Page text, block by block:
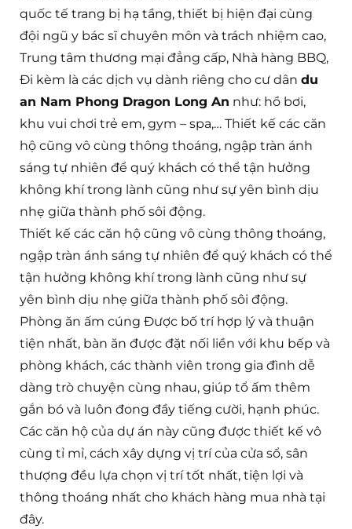
quốc tế trang bị hạ tầng, thiết bị hiện đại cùng
đội ngũ y bác sĩ chuyên môn và trách nhiệm cao,
Trung tâm thương mại đẳng cấp, Nhà hàng BBQ,
Đi kèm là các dịch vụ dành riêng cho cư dân du
an Nam Phong Dragon Long An như: hồ bơi,
khu vui chơi trẻ em, gym – spa,… Thiết kế các căn
hộ cũng vô cùng thông thoáng, ngập tràn ánh
sáng tự nhiên để quý khách có thể tận hưởng
không khí trong lành cũng như sự yên bình dịu
nhẹ giữa thành phố sôi động.
Thiết kế các căn hộ cũng vô cùng thông thoáng,
ngập tràn ánh sáng tự nhiên để quý khách có thể
tận hưởng không khí trong lành cũng như sự
yên bình dịu nhẹ giữa thành phố sôi động.
Phòng ăn ấm cúng Được bố trí hợp lý và thuận
tiện nhất, bàn ăn được đặt nối liền với khu bếp và
phòng khách, các thành viên trong gia đình dễ
dàng trò chuyện cùng nhau, giúp tổ ấm thêm
gắn bó và luôn đong đầy tiếng cười, hạnh phúc.
Các căn hộ của dự án này cũng được thiết kế vô
cùng tỉ mỉ, cách xây dựng vị trí của cửa sổ, sân
thượng đều lựa chọn vị trí tốt nhất, tiện lợi và
thông thoáng nhất cho khách hàng mua nhà tại
đây.